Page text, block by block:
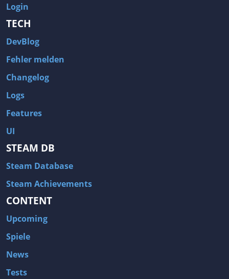
Login
TECH
DevBlog
Fehler melden
Changelog
Logs
Features
UI
STEAM DB
Steam Database
Steam Achievements
CONTENT
Upcoming
Spiele
News
Tests